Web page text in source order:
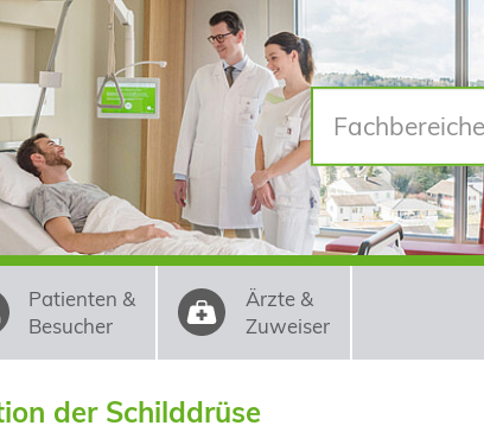
Patienten &
Besucher
Ärzte &
Zuweiser
der Schilddrüse